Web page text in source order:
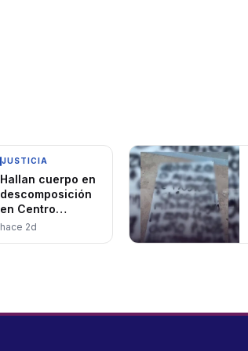
JUSTICIA
Hallan cuerpo en
descomposición
en Centro
presuntamente de
hace 2d